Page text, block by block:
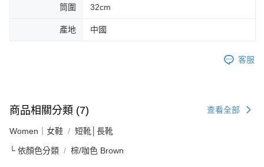
筒圍 32cm
產地 中國
客服
商品相關分類 (7) 查看全部
Women｜女鞋 短靴│長靴
└ 依顏色分類 棕/咖色 Brown